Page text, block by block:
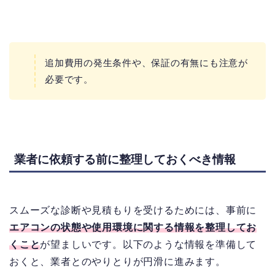
追加費用の発生条件や、保証の有無にも注意が
必要です。
業者に依頼する前に整理しておくべき情報
スムーズな診断や見積もりを受けるためには、事前に
エアコンの状態や使用環境に関する情報を整理してお
くことが望ましいです。以下のような情報を準備して
おくと、業者とのやりとりが円滑に進みます。